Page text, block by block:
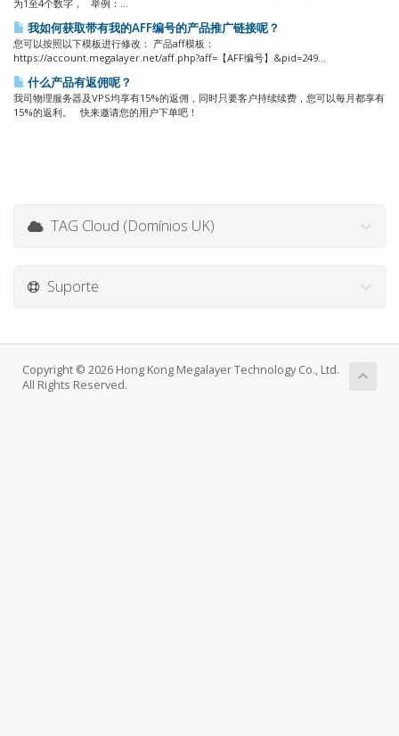
为1至4个数字， 举例：...
我如何获取带有我的AFF编号的产品推广链接呢？
您可以按照以下模板进行修改： 产品aff模板：
https://account.megalayer.net/aff.php?aff=【AFF编号】&pid=249...
什么产品有返佣呢？
我司物理服务器及VPS均享有15%的返佣，同时只要客户持续续费，您可以每月都享有
15%的返利。 快来邀请您的用户下单吧！
TAG Cloud (Domínios UK)
Suporte
Copyright © 2026 Hong Kong Megalayer Technology Co., Ltd.
All Rights Reserved.